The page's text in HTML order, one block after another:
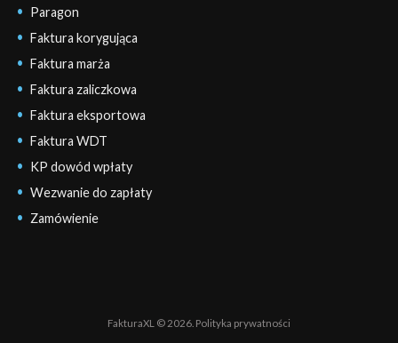
Paragon
Faktura korygująca
Faktura marża
Faktura zaliczkowa
Faktura eksportowa
Faktura WDT
KP dowód wpłaty
Wezwanie do zapłaty
Zamówienie
FakturaXL © 2026. Polityka prywatności